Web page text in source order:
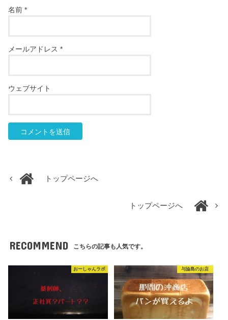
名前*
メールアドレス*
ウェブサイト
トップページへ
トップページへ
RECOMMEND こちらの記事も人気です。
おーしゃんラボ 与論島のお店